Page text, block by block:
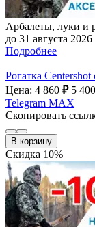
Арбалеты, луки и
до 31 августа 2026
Подробнее
Рогатка
Цена: 4 860 ₽ 5 400
Telegram MAX
Скопировать
В корзину
Скидка 10%